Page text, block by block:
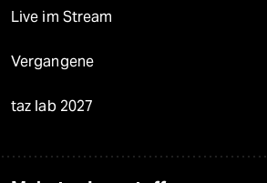
Live im Stream
Vergangene
taz lab 2027